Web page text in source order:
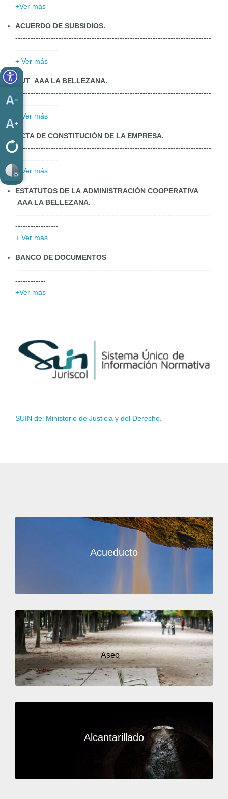
+Ver más
ACUERDO DE SUBSIDIOS.
-----------------------------------------------------------------------------
-----------------
+ Ver más
RUT AAA LA BELLEZANA.
-----------------------------------------------------------------------------
-----------------
+ Ver más
ACTA DE CONSTITUCIÓN DE LA EMPRESA.
-----------------------------------------------------------------------------
-----------------
+ Ver más
ESTATUTOS DE LA ADMINISTRACIÓN COOPERATIVA
AAA LA BELLEZANA.
-----------------------------------------------------------------------------
-----------------
+ Ver más
BANCO DE DOCUMENTOS
----------------------------------------------------------------------------
------------
+Ver más
SUIN del Ministerio de Justicia y del Derecho.
Acueducto
Aseo
Alcantarillado